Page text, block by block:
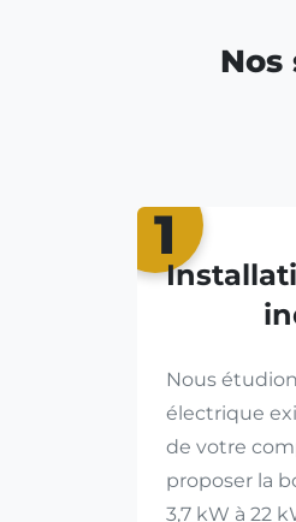
1
Nous
électrique
de votre
proposer la
3,7 kW à 22